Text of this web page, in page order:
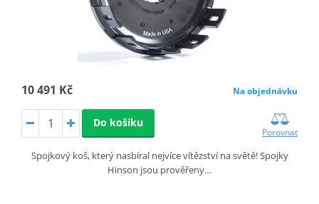
10 491 Kč Na objednávku
Do košíku
Porovnat
Spojkový koš, který nasbíral nejvíce vítězství na světě! Spojky
Hinson jsou prověřeny…